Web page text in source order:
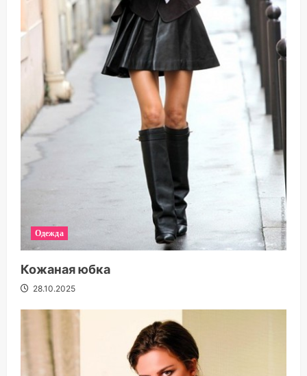
Одежда
Кожаная юбка
28.10.2025